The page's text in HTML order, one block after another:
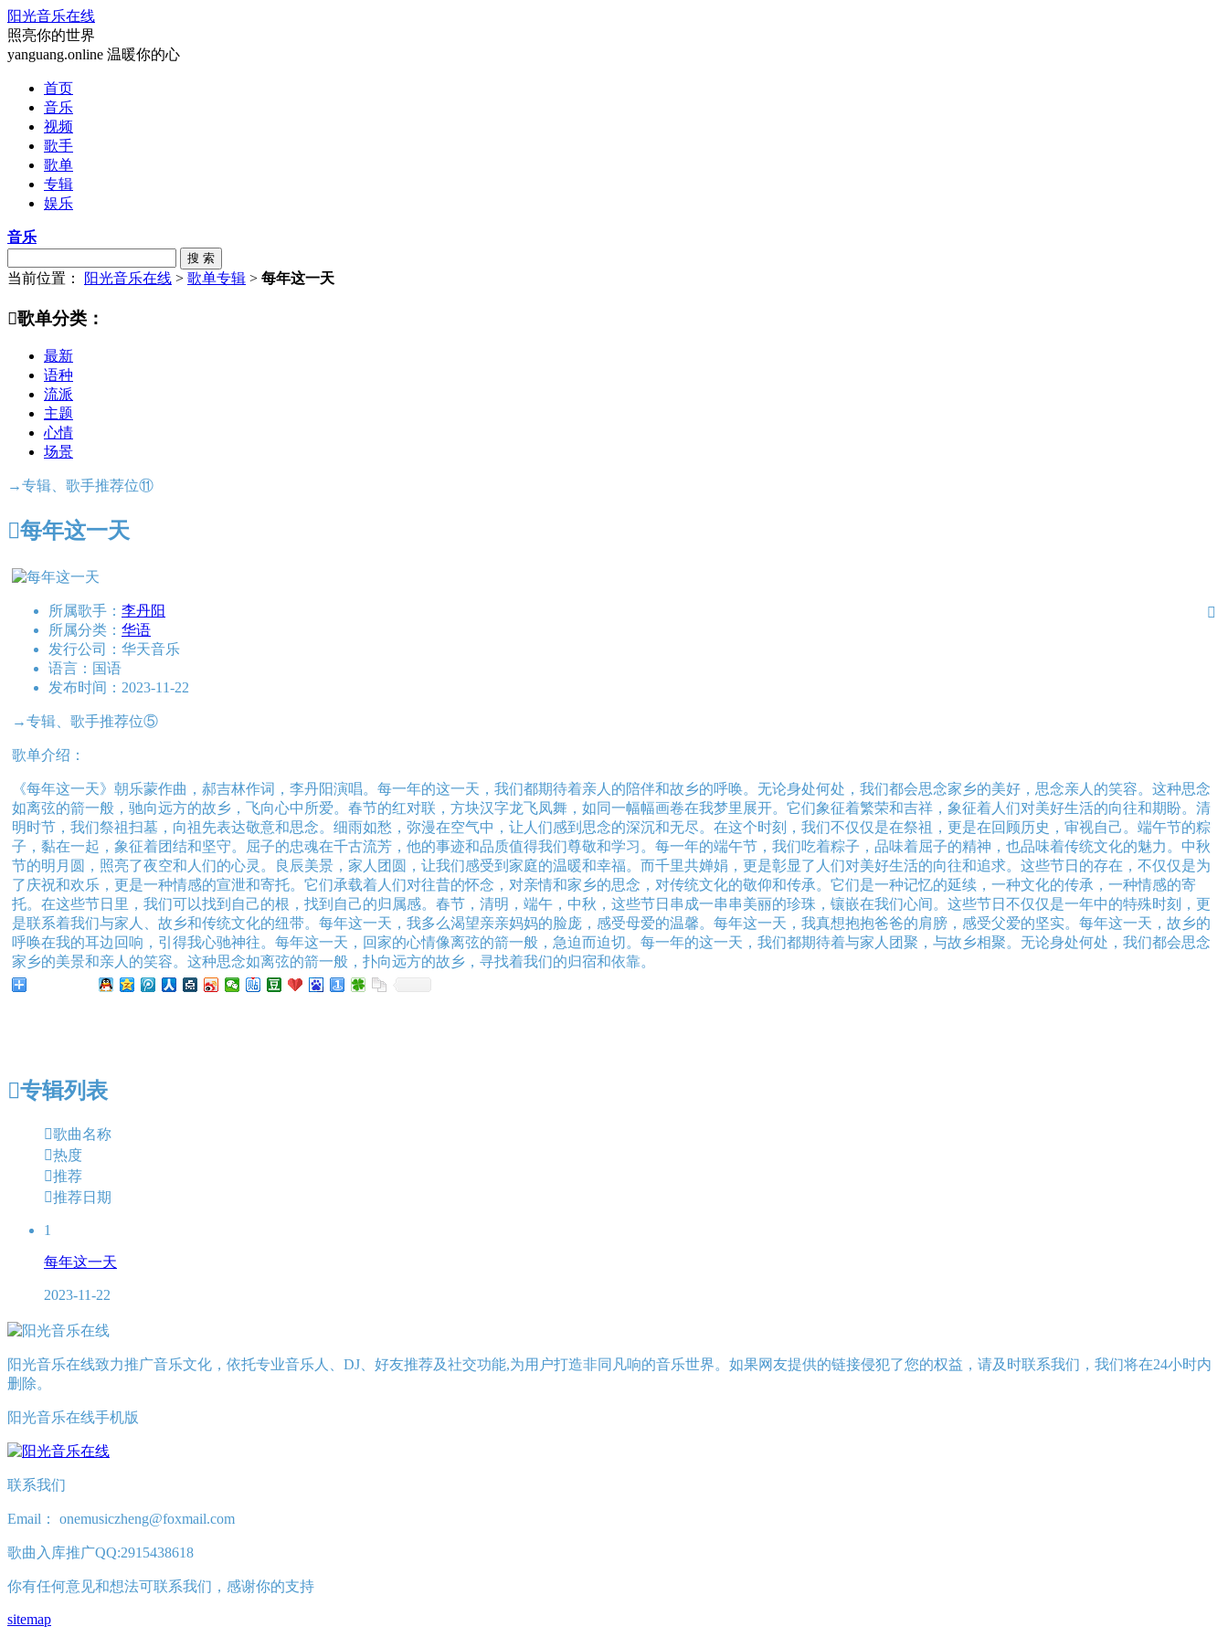
阳光音乐在线
照亮你的世界
yanguang.online 温暖你的心
首页
音乐
视频
歌手
歌单
专辑
娱乐
音乐
搜 索
当前位置： 阳光音乐在线 > 歌单专辑 > 每年这一天
歌单分类：
最新
语种
流派
主题
心情
场景
→专辑、歌手推荐位⑪
每年这一天

所属歌手： 李丹阳
所属分类： 华语
发行公司： 华天音乐
语言： 国语
发布时间： 2023-11-22
→专辑、歌手推荐位⑤
歌单介绍：
《每年这一天》朝乐蒙作曲，郝吉林作词，李丹阳演唱。每一年的这一天，我们都期待着亲人的陪伴和故乡的呼唤。无论身处何处，我们都会思念家乡的美好，思念亲人的笑容。这种思念
如离弦的箭一般，驰向远方的故乡，飞向心中所爱。春节的红对联，方块汉字龙飞凤舞，如同一幅幅画卷在我梦里展开。它们象征着繁荣和吉祥，象征着人们对美好生活的向往和期盼。清
明时节，我们祭祖扫墓，向祖先表达敬意和思念。细雨如愁，弥漫在空气中，让人们感到思念的深沉和无尽。在这个时刻，我们不仅仅是在祭祖，更是在回顾历史，审视自己。端午节的粽
子，黏在一起，象征着团结和坚守。屈子的忠魂在千古流芳，他的事迹和品质值得我们尊敬和学习。每一年的端午节，我们吃着粽子，品味着屈子的精神，也品味着传统文化的魅力。中秋
节的明月圆，照亮了夜空和人们的心灵。良辰美景，家人团圆，让我们感受到家庭的温暖和幸福。而千里共婵娟，更是彰显了人们对美好生活的向往和追求。这些节日的存在，不仅仅是为
了庆祝和欢乐，更是一种情感的宣泄和寄托。它们承载着人们对往昔的怀念，对亲情和家乡的思念，对传统文化的敬仰和传承。它们是一种记忆的延续，一种文化的传承，一种情感的寄
托。在这些节日里，我们可以找到自己的根，找到自己的归属感。春节，清明，端午，中秋，这些节日串成一串串美丽的珍珠，镶嵌在我们心间。这些节日不仅仅是一年中的特殊时刻，更
是联系着我们与家人、故乡和传统文化的纽带。每年这一天，我多么渴望亲亲妈妈的脸庞，感受母爱的温馨。每年这一天，我真想抱抱爸爸的肩膀，感受父爱的坚实。每年这一天，故乡的
呼唤在我的耳边回响，引得我心驰神往。每年这一天，回家的心情像离弦的箭一般，急迫而迫切。每一年的这一天，我们都期待着与家人团聚，与故乡相聚。无论身处何处，我们都会思念
家乡的美景和亲人的笑容。这种思念如离弦的箭一般，扑向远方的故乡，寻找着我们的归宿和依靠。
专辑列表
歌曲名称
热度
推荐
推荐日期
1
每年这一天
2023-11-22
阳光音乐在线致力推广音乐文化，依托专业音乐人、DJ、好友推荐及社交功能,为用户打造非同凡响的音乐世界。如果网友提供的链接侵犯了您的权益，请及时联系我们，我们将在24小时内
删除。
阳光音乐在线手机版
联系我们
Email： onemusiczheng@foxmail.com
歌曲入库推广QQ:2915438618
你有任何意见和想法可联系我们，感谢你的支持
sitemap